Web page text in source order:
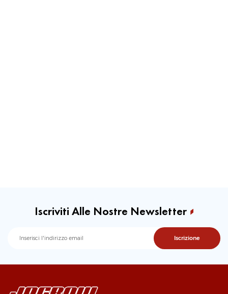
Iscriviti Alle Nostre Newsletter